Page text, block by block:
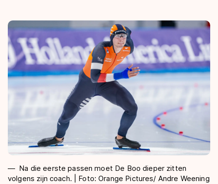
Na die eerste passen moet De Boo dieper zitten
volgens zijn coach. | Foto: Orange Pictures/ Andre Weening